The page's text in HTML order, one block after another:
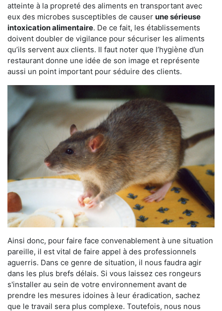
atteinte à la propreté des aliments en transportant avec
eux des microbes susceptibles de causer une sérieuse
intoxication alimentaire. De ce fait, les établissements
doivent doubler de vigilance pour sécuriser les aliments
qu’ils servent aux clients. Il faut noter que l’hygiène d’un
restaurant donne une idée de son image et représente
aussi un point important pour séduire des clients.
Ainsi donc, pour faire face convenablement à une situation
pareille, il est vital de faire appel à des professionnels
aguerris. Dans ce genre de situation, il nous faudra agir
dans les plus brefs délais. Si vous laissez ces rongeurs
s'installer au sein de votre environnement avant de
prendre les mesures idoines à leur éradication, sachez
que le travail sera plus complexe. Toutefois, nous nous